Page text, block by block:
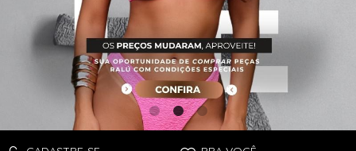
TOP DE BIQUÍNI
TOP E CROPPEDS